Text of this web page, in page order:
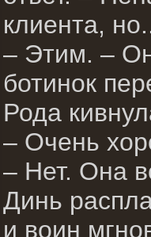
клиента,
– Этим. –
ботинок
Рода
– Очень
– Нет. Она
Динь
и воин